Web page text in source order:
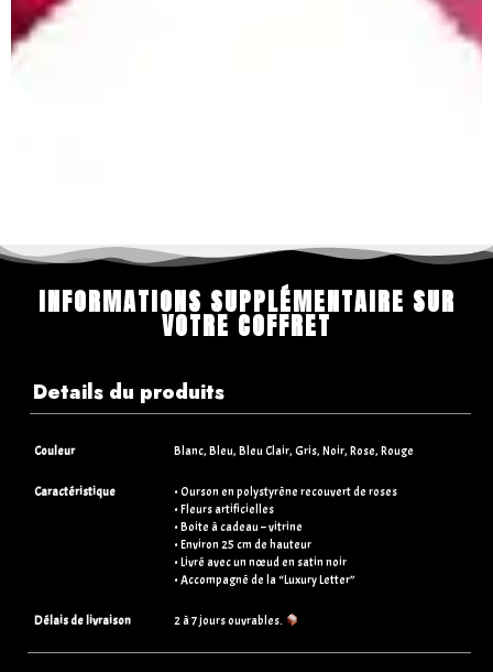
INFORMATIONS SUPPLÉMENTAIRE SUR
VOTRE COFFRET
Details du produits
Couleur Blanc, Bleu, Bleu Clair, Gris, Noir, Rose, Rouge
Caractéristique
• Ourson en polystyrène recouvert de roses
• Fleurs artificielles
• Boite à cadeau – vitrine
• Environ 25 cm de hauteur
• Livré avec un nœud en satin noir
• Accompagné de la “Luxury Letter”
Délais de livraison 2 à 7 jours ouvrables.